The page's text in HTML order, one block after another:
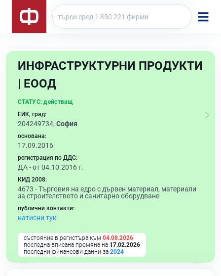
ИНФРАСТРУКТУРНИ ПРОДУКТИ
| ЕООД
СТАТУС: действащ
ЕИК, град:
204249734, София
основана:
17.09.2016
регистрация по ДДС:
ДА - от 04.10.2016 г.
КИД 2008:
4673 -Търговия на едро с дървен материал, материали
за строителството и санитарно оборудване
публични контакти:
натисни тук
състояние в регистъра към 04.08.2026
последна вписана промяна на 17.02.2026
последни финансови данни за 2024